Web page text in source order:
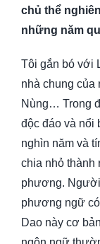
chủ thể
những năm
Tôi gắn bó với
nhà chung của
Nùng… Trong
độc đáo và nổi
nghìn năm và
chia nhỏ thành
phương.
phương ngữ
Dao này cơ